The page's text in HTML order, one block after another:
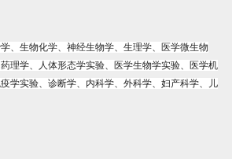
、生物化学、神经生物学、生理学、医学微生物
理学、人体形态学实验、医学生物学实验、医学机
学实验、诊断学、内科学、外科学、妇产科学、儿